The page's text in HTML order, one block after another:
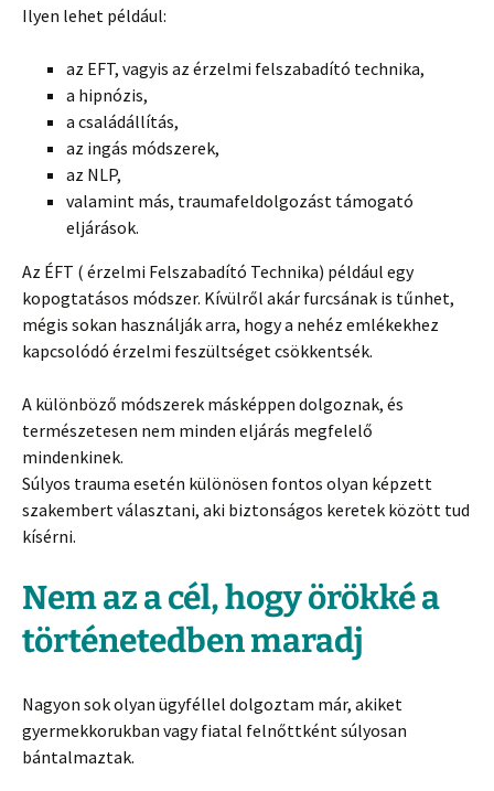
Ilyen lehet például:
az EFT, vagyis az érzelmi felszabadító technika,
a hipnózis,
a családállítás,
az ingás módszerek,
az NLP,
valamint más, traumafeldolgozást támogató
eljárások.
Az ÉFT ( érzelmi Felszabadító Technika) például egy
kopogtatásos módszer. Kívülről akár furcsának is tűnhet,
mégis sokan használják arra, hogy a nehéz emlékekhez
kapcsolódó érzelmi feszültséget csökkentsék.
A különböző módszerek másképpen dolgoznak, és
természetesen nem minden eljárás megfelelő
mindenkinek.
Súlyos trauma esetén különösen fontos olyan képzett
szakembert választani, aki biztonságos keretek között tud
kísérni.
Nem az a cél, hogy örökké a
történetedben maradj
Nagyon sok olyan ügyféllel dolgoztam már, akiket
gyermekkorukban vagy fiatal felnőttként súlyosan
bántalmaztak.